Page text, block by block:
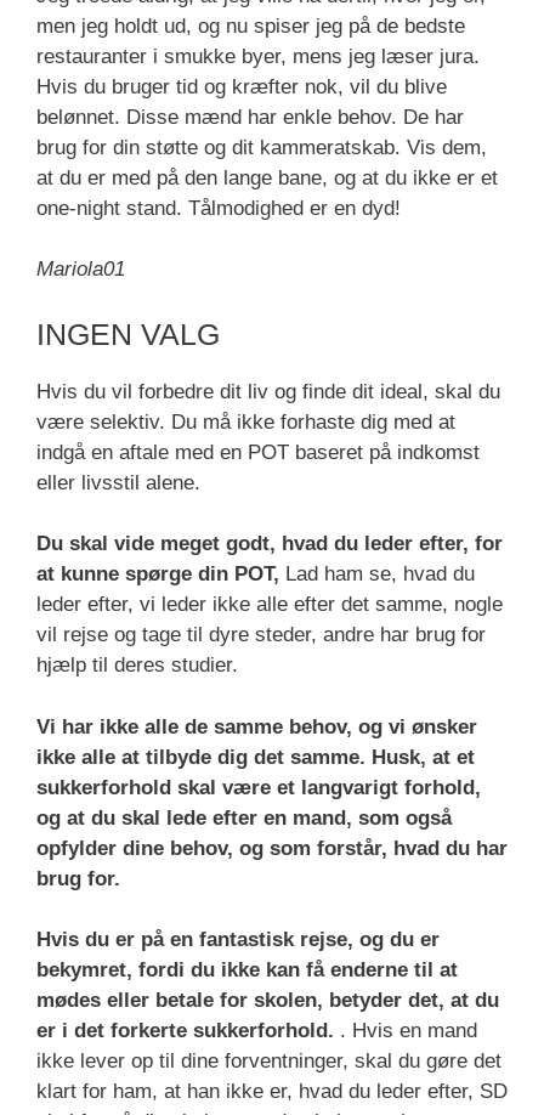
men jeg holdt ud, og nu spiser jeg på de bedste
restauranter i smukke byer, mens jeg læser jura.
Hvis du bruger tid og kræfter nok, vil du blive
belønnet. Disse mænd har enkle behov. De har
brug for din støtte og dit kammeratskab. Vis dem,
at du er med på den lange bane, og at du ikke er et
one-night stand. Tålmodighed er en dyd!
Mariola01
INGEN VALG
Hvis du vil forbedre dit liv og finde dit ideal, skal du
være selektiv. Du må ikke forhaste dig med at
indgå en aftale med en POT baseret på indkomst
eller livsstil alene.
Du skal vide meget godt, hvad du leder efter, for
at kunne spørge din POT, Lad ham se, hvad du
leder efter, vi leder ikke alle efter det samme, nogle
vil rejse og tage til dyre steder, andre har brug for
hjælp til deres studier.
Vi har ikke alle de samme behov, og vi ønsker
ikke alle at tilbyde dig det samme. Husk, at et
sukkerforhold skal være et langvarigt forhold,
og at du skal lede efter en mand, som også
opfylder dine behov, og som forstår, hvad du har
brug for.
Hvis du er på en fantastisk rejse, og du er
bekymret, fordi du ikke kan få enderne til at
mødes eller betale for skolen, betyder det, at du
er i det forkerte sukkerforhold. . Hvis en mand
ikke lever op til dine forventninger, skal du gøre det
klart for ham, at han ikke er, hvad du leder efter, SD